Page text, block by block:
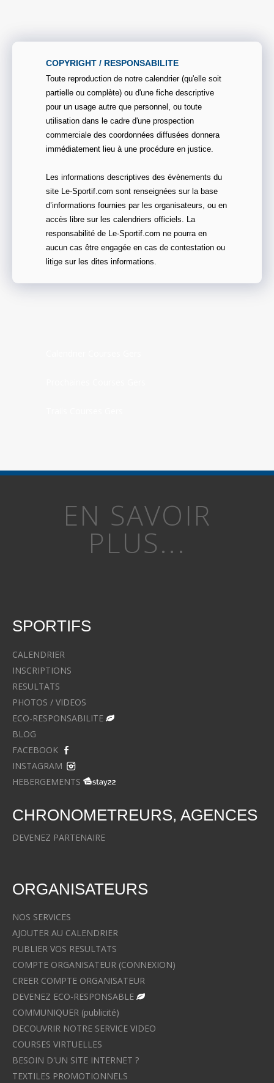
COPYRIGHT / RESPONSABILITE
Toute reproduction de notre calendrier (qu'elle soit
partielle ou complète) ou d'une fiche descriptive
pour un usage autre que personnel, ou toute
utilisation dans le cadre d'une prospection
commerciale des coordonnées diffusées donnera
immédiatement lieu à une procédure en justice.
Les informations descriptives des évènements du
site Le-Sportif.com sont renseignées sur la base
d’informations fournies par les organisateurs, ou en
accès libre sur les calendriers officiels. La
responsabilité de Le-Sportif.com ne pourra en
aucun cas être engagée en cas de contestation ou
litige sur les dites informations.
EN SAVOIR
PLUS...
SPORTIFS
CALENDRIER
INSCRIPTIONS
RESULTATS
PHOTOS / VIDEOS
ECO-RESPONSABILITE
BLOG
FACEBOOK
INSTAGRAM
HEBERGEMENTS
CHRONOMETREURS, AGENCES
DEVENEZ PARTENAIRE
ORGANISATEURS
NOS SERVICES
AJOUTER AU CALENDRIER
PUBLIER VOS RESULTATS
COMPTE ORGANISATEUR (CONNEXION)
CREER COMPTE ORGANISATEUR
DEVENEZ ECO-RESPONSABLE
COMMUNIQUER (publicité)
DECOUVRIR NOTRE SERVICE VIDEO
COURSES VIRTUELLES
BESOIN D'UN SITE INTERNET ?
TEXTILES PROMOTIONNELS